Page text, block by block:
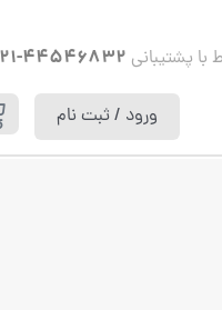
با پشتیبانی 44546832-021
ورود / ثبت نام